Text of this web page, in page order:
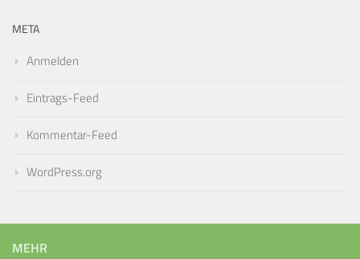
META
Anmelden
Eintrags-Feed
Kommentar-Feed
WordPress.org
MEHR